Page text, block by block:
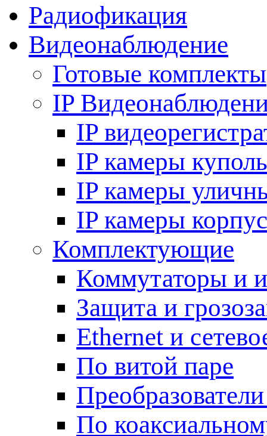
Радиофикация
Видеонаблюдение
Готовые комплекты
IP
IP
IP камеры
IP камеры
IP камеры
Комплектующие
Коммутаторы и
Защита и
Ethernet и
По витой паре
По